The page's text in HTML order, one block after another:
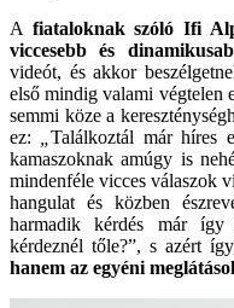
A fiataloknak szóló Ifi
viccesebb és
videót, és akkor
első mindig valami végtelen
semmi köze a
ez: „Találkoztál már híres
kamaszoknak amúgy is
mindenféle vicces válaszok
hangulat és közben
harmadik kérdés már így
kérdeznél tőle?”, s azért
hanem az egyéni